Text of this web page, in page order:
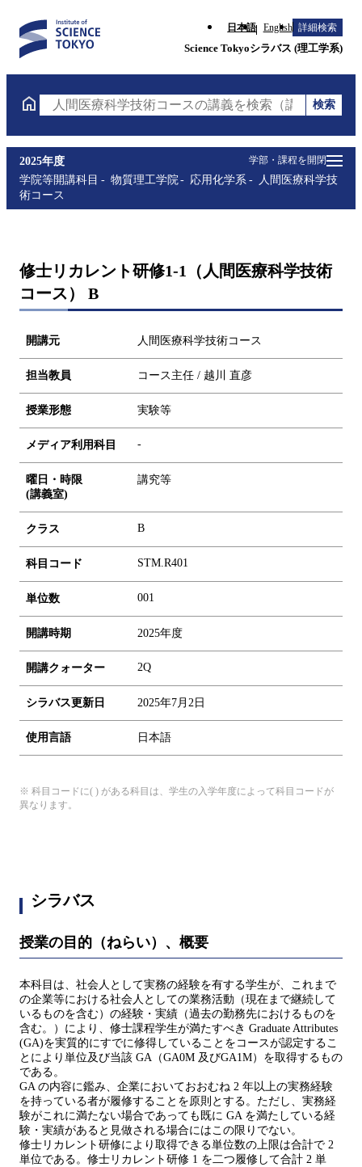
日本語 English 詳細検索
Science Tokyoシラバス (理工学系)
人間医療科学技術コースの講義を検索（講義名・科
検索
学部・課程を開閉
2025年度
学院等開講科目
物質理工学院 応用化学系
人間医療科学技
術コース
修士リカレント研修1-1（人間医療科学技術
コース） B
開講元 人間医療科学技術コース
担当教員 コース主任 / 越川 直彦
授業形態 実験等
メディア利用科目 -
曜日・時限
(講義室)
講究等
クラス B
科目コード STM.R401
単位数 001
開講時期 2025年度
開講クォーター 2Q
シラバス更新日 2025年7月2日
使用言語 日本語
※ 科目コードに( ) がある科目は、学生の入学年度によって科目コードが
異なります。
シラバス
授業の目的（ねらい）、概要
本科目は、社会人として実務の経験を有する学生が、これまで
の企業等における社会人としての業務活動（現在まで継続して
いるものを含む）の経験・実績（過去の勤務先におけるものを
含む。）により、修士課程学生が満たすべき Graduate Attributes
(GA)を実質的にすでに修得していることをコースが認定するこ
とにより単位及び当該 GA（GA0M 及びGA1M）を取得するもの
である。
GA の内容に鑑み、企業においておおむね 2 年以上の実務経験
を持っている者が履修することを原則とする。ただし、実務経
験がこれに満たない場合であっても既に GA を満たしている経
験・実績があると見做される場合にはこの限りでない。
修士リカレント研修により取得できる単位数の上限は合計で 2
単位である。修士リカレント研修 1 を二つ履修して合計 2 単